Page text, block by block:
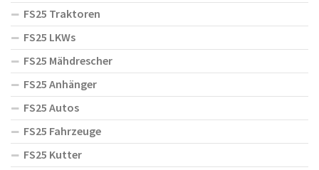
FS25 Traktoren
FS25 LKWs
FS25 Mähdrescher
FS25 Anhänger
FS25 Autos
FS25 Fahrzeuge
FS25 Kutter